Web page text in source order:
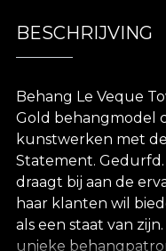
BESCHRIJVING
Behang Le Veque
Gold behangmodel
kunstwerken met
Statement.
draagt bij aan de
haar klanten wil
als een staat van
unieke